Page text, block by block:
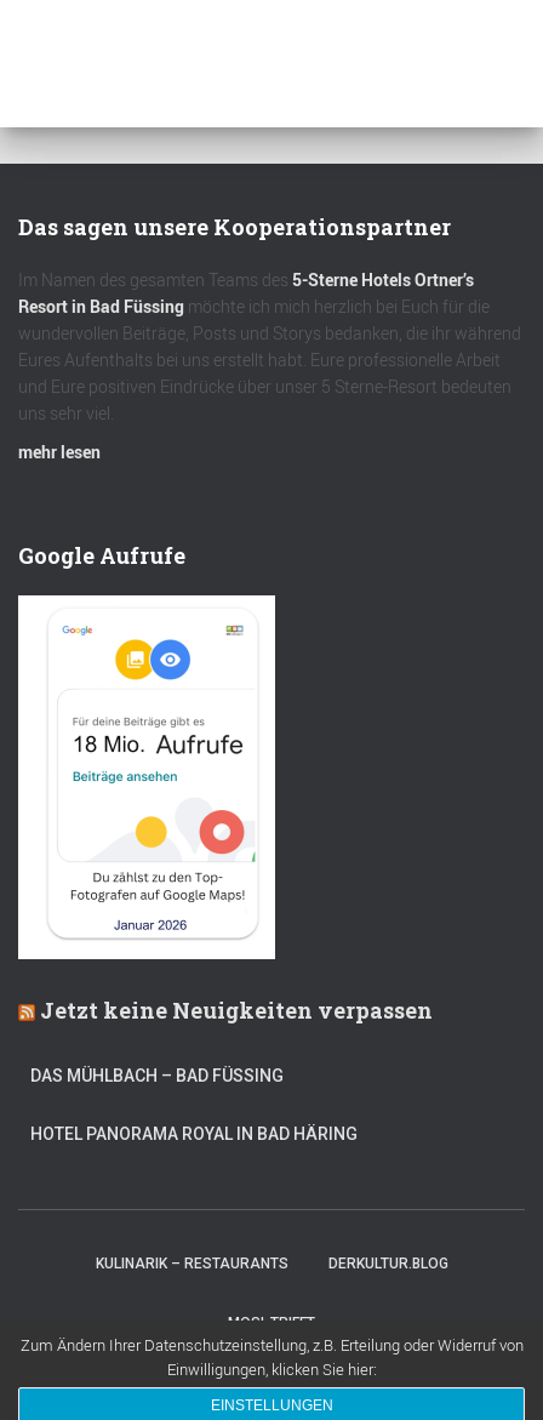
Das sagen unsere Kooperationspartner
Im Namen des gesamten Teams des 5-Sterne Hotels Ortner’s
Resort in Bad Füssing möchte ich mich herzlich bei Euch für die
wundervollen Beiträge, Posts und Storys bedanken, die ihr während
Eures Aufenthalts bei uns erstellt habt. Eure professionelle Arbeit
und Eure positiven Eindrücke über unser 5 Sterne-Resort bedeuten
uns sehr viel.
mehr lesen
Google Aufrufe
Jetzt keine Neuigkeiten verpassen
DAS MÜHLBACH – BAD FÜSSING
HOTEL PANORAMA ROYAL IN BAD HÄRING
KULINARIK – RESTAURANTS DERKULTUR.BLOG
MOSI-TRIFFT
Hestia | Entwickelt vonThemeIsle
Zum Ändern Ihrer Datenschutzeinstellung, z.B. Erteilung oder Widerruf von
Einwilligungen, klicken Sie hier:
EINSTELLUNGEN